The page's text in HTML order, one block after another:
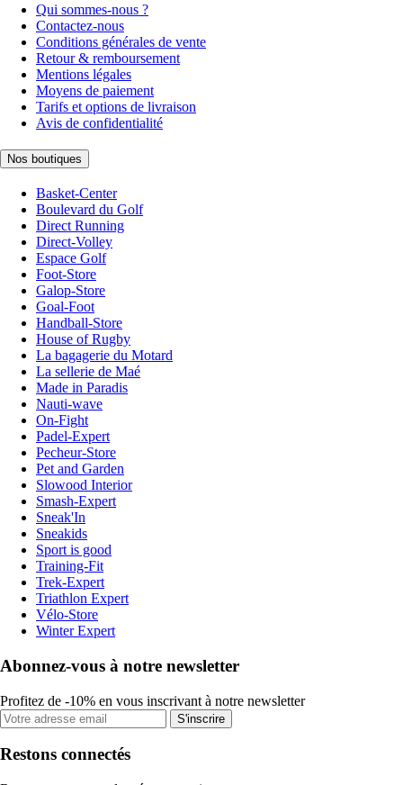
Qui sommes-nous ?
Contactez-nous
Conditions générales de vente
Retour & remboursement
Mentions légales
Moyens de paiement
Tarifs et options de livraison
Avis de confidentialité
Nos boutiques
Basket-Center
Boulevard du Golf
Direct Running
Direct-Volley
Espace Golf
Foot-Store
Galop-Store
Goal-Foot
Handball-Store
House of Rugby
La bagagerie du Motard
La sellerie de Maé
Made in Paradis
Nauti-wave
On-Fight
Padel-Expert
Pecheur-Store
Pet and Garden
Slowood Interior
Smash-Expert
Sneak'In
Sneakids
Sport is good
Training-Fit
Trek-Expert
Triathlon Expert
Vélo-Store
Winter Expert
Abonnez-vous à notre newsletter
Profitez de -10% en vous inscrivant à notre newsletter
S'inscrire
Restons connectés